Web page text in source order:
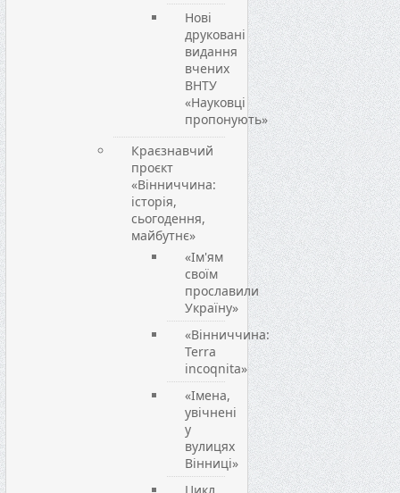
Нові
друковані
видання
вчених
ВНТУ
«Науковці
пропонують»
Краєзнавчий
проєкт
«Вінниччина:
історія,
сьогодення,
майбутнє»
«Ім'ям
своїм
прославили
Україну»
«Вінниччина:
Terra
incoqnita»
«Імена,
увічнені
у
вулицях
Вінниці»